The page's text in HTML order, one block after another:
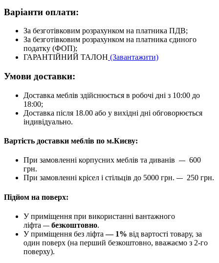
Варіанти оплати:
За безготівковим розрахунком на платника ПДВ;
За безготівковим розрахунком на платника єдиного
податку (ФОП);
ГАРАНТІЙНИЙ ТАЛОН (Завантажити)
Умови доставки:
Доставка меблів здійснюється в робочі дні з 10:00 до
18:00;
Доставка після 18.00 або у вихідні дні обговорюється
індивідуально.
Вартість доставки меблів по м.Києву:
При замовленні корпусних меблів та диванів — 600
грн.
При замовленні крісел і стільців до 5000 грн. — 250 грн.
Підйом на поверх:
У приміщення при використанні вантажного
ліфта — безкоштовно.
У приміщення без ліфта— 1% від вартості товару, за
один поверх (на перший безкоштовно, вважаємо з 2-го
поверху).